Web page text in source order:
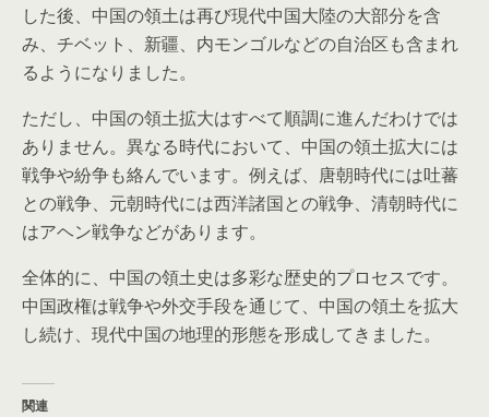
した後、中国の領土は再び現代中国大陸の大部分を含
み、チベット、新疆、内モンゴルなどの自治区も含まれ
るようになりました。
ただし、中国の領土拡大はすべて順調に進んだわけでは
ありません。異なる時代において、中国の領土拡大には
戦争や紛争も絡んでいます。例えば、唐朝時代には吐蕃
との戦争、元朝時代には西洋諸国との戦争、清朝時代に
はアヘン戦争などがあります。
全体的に、中国の領土史は多彩な歴史的プロセスです。
中国政権は戦争や外交手段を通じて、中国の領土を拡大
し続け、現代中国の地理的形態を形成してきました。
関連